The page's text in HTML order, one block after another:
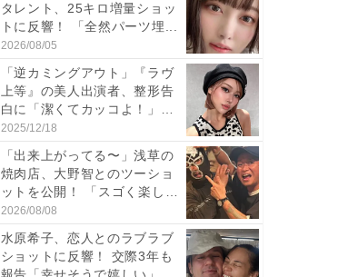
タレント、25キロ増量ショッ
トに反響！ 「全然パーツ埋...
2026/08/05
「逆カミングアウト」『ラヴ
上等』の美人出演者、整形告
白に「潔くてカッコよ！」
「好...
2025/12/18
「出来上がってる〜」浅草の
焼肉店、大野智とのツーショ
ットを公開！ 「スゴく楽し
そ...
2026/08/08
水原希子、恋人とのラブラブ
ショットに反響！ 交際3年も